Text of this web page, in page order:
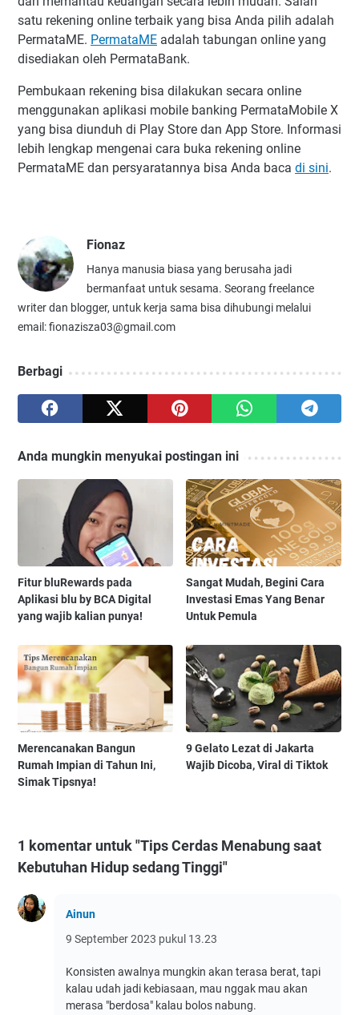
satu rekening online terbaik yang bisa Anda pilih adalah
PermataME. PermataME adalah tabungan online yang
disediakan oleh PermataBank.
Pembukaan rekening bisa dilakukan secara online
menggunakan aplikasi mobile banking PermataMobile X
yang bisa diunduh di Play Store dan App Store. Informasi
lebih lengkap mengenai cara buka rekening online
PermataME dan persyaratannya bisa Anda baca di sini.
Fionaz
Hanya manusia biasa yang berusaha jadi
bermanfaat untuk sesama. Seorang freelance
writer dan blogger, untuk kerja sama bisa dihubungi melalui
email: fionazisza03@gmail.com
Berbagi
Anda mungkin menyukai postingan ini
Fitur bluRewards pada
Aplikasi blu by BCA Digital
yang wajib kalian punya!
Sangat Mudah, Begini Cara
Investasi Emas Yang Benar
Untuk Pemula
Merencanakan Bangun
Rumah Impian di Tahun Ini,
Simak Tipsnya!
9 Gelato Lezat di Jakarta
Wajib Dicoba, Viral di Tiktok
1 komentar untuk "Tips Cerdas Menabung saat
Kebutuhan Hidup sedang Tinggi"
Ainun
9 September 2023 pukul 13.23
Konsisten awalnya mungkin akan terasa berat, tapi
kalau udah jadi kebiasaan, mau nggak mau akan
merasa "berdosa" kalau bolos nabung.